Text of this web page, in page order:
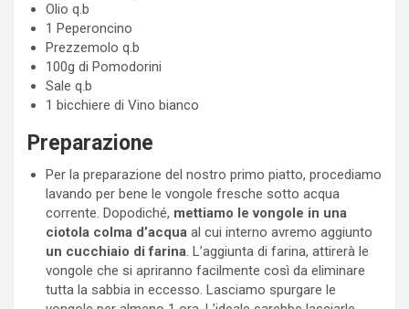
Olio q.b
1 Peperoncino
Prezzemolo q.b
100g di Pomodorini
Sale q.b
1 bicchiere di Vino bianco
Preparazione
Per la preparazione del nostro primo piatto, procediamo
lavando per bene le vongole fresche sotto acqua
corrente. Dopodiché, mettiamo le vongole in una
ciotola colma d’acqua al cui interno avremo aggiunto
un cucchiaio di farina. L’aggiunta di farina, attirerà le
vongole che si apriranno facilmente così da eliminare
tutta la sabbia in eccesso. Lasciamo spurgare le